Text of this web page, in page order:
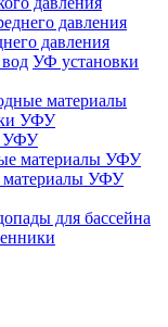
давления
УФ установки
материалы
УФУ
материалы УФУ
для бассейна